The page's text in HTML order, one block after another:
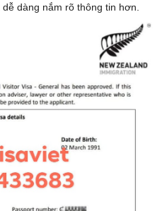
dàng nắm rõ thông tin hơn.